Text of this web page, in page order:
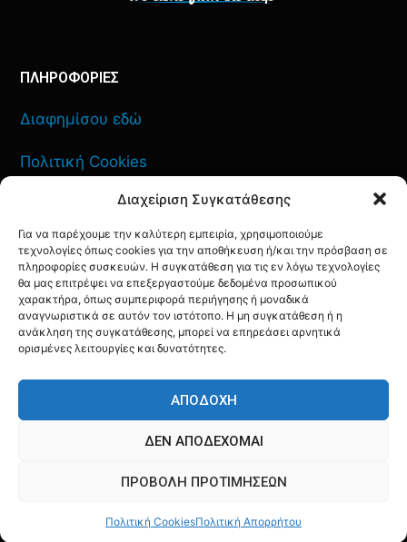
Διαχείριση Συγκατάθεσης
Για να παρέχουμε την καλύτερη εμπειρία, χρησιμοποιούμε
τεχνολογίες όπως cookies για την αποθήκευση ή/και την πρόσβαση σε
πληροφορίες συσκευών. Η συγκατάθεση για τις εν λόγω τεχνολογίες
θα μας επιτρέψει να επεξεργαστούμε δεδομένα προσωπικού
χαρακτήρα, όπως συμπεριφορά περιήγησης ή μοναδικά
αναγνωριστικά σε αυτόν τον ιστότοπο. Η μη συγκατάθεση ή η
ανάκληση της συγκατάθεσης, μπορεί να επηρεάσει αρνητικά
ορισμένες λειτουργίες και δυνατότητες.
ΑΠΟΔΟΧΉ
ΔΕΝ ΑΠΟΔΈΧΟΜΑΙ
ΠΡΟΒΟΛΉ ΠΡΟΤΙΜΉΣΕΩΝ
Πολιτική CookiesΠολιτική Απορρήτου
ΠΛΗΡΟΦΟΡΙΕΣ
Διαφημίσου εδώ
Πολιτική Cookies
Πολιτική Απορρήτου
ΕΠΙΚΟΙΝΩΝΙΑ
YOUTUBE